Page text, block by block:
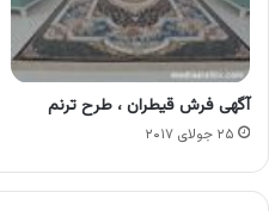
آگهی فرش قیطران ، طرح‌ ترنم
۲۵ جولای ۲۰۱۷